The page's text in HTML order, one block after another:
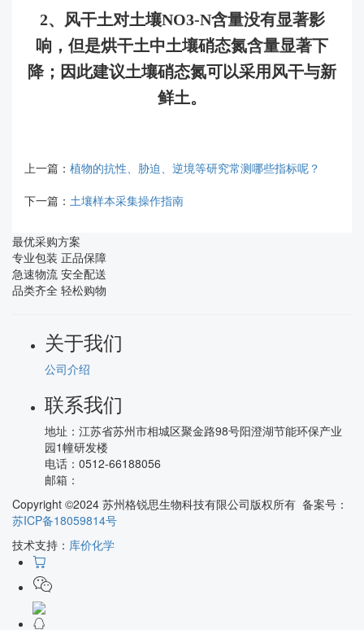
2、风干土对土壤NO3-N含量没有显著影
响，但是烘干土中土壤硝态氮含量显著下
降；因此建议土壤硝态氮可以采用风干与新
鲜土。
上一篇： 植物的抗性、胁迫、逆境等研究常测哪些指标呢？
下一篇： 土壤样本采集操作指南
最优采购方案
专业包装 正品保障
急速物流 安全配送
品类齐全 轻松购物
关于我们
公司介绍
联系我们
地址： 江苏省苏州市相城区聚金路98号阳澄湖节能环保产业
园1幢研发楼
电话： 0512-66188056
邮箱：
Copyright ©2024 苏州格锐思生物科技有限公司版权所有 备案号：
苏ICP备18059814号
技术支持： 库价化学